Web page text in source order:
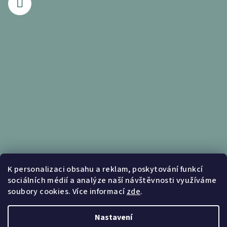
K personalizaci obsahu a reklam, poskytování funkcí
sociálních médií a analýze naší návštěvnosti využíváme
soubory cookies. Více informacízde.
Nastavení
Informace pro vás
Obchodní podmínky